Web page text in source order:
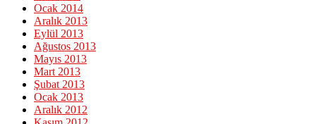
Ocak 2014
Aralık 2013
Eylül 2013
Ağustos 2013
Mayıs 2013
Mart 2013
Şubat 2013
Ocak 2013
Aralık 2012